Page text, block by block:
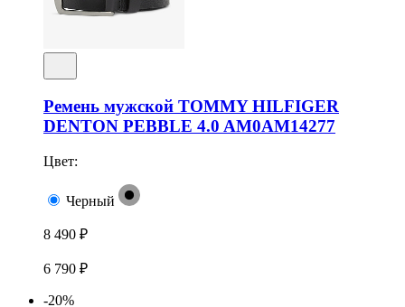
Ремень мужской TOMMY HILFIGER
DENTON PEBBLE 4.0 AM0AM14277
Цвет:
Черный
8 490 ₽
6 790 ₽
-20%